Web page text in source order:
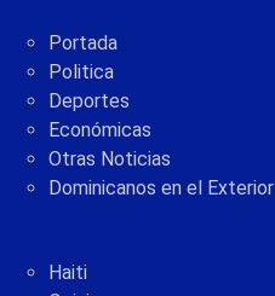
Portada
Politica
Deportes
Económicas
Otras Noticias
Dominicanos en el Exterior
Haiti